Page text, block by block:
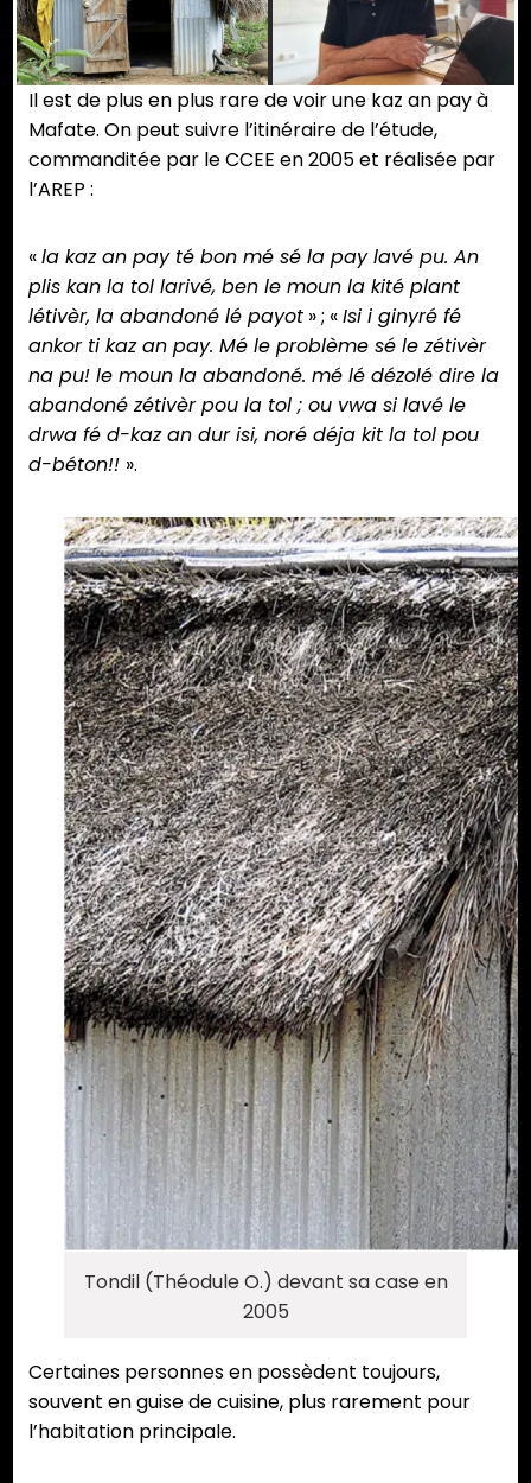
Il est de plus en plus rare de voir une kaz an pay à
Mafate. On peut suivre l’itinéraire de l’étude,
commanditée par le CCEE en 2005 et réalisée par
l’AREP :
«la kaz an pay té bon mé sé la pay lavé pu. An
plis kan la tol larivé, ben le moun la kité plant
létivèr, la abandoné lé payot » ; «Isi i ginyré fé
ankor ti kaz an pay. Mé le problème sé le zétivèr
na pu! le moun la abandoné. mé lé dézolé dire la
abandoné zétivèr pou la tol ; ou vwa si lavé le
drwa fé d-kaz an dur isi, noré déja kit la tol pou
d-béton!! ».
Tondil (Théodule O.) devant sa case en
2005
Certaines personnes en possèdent toujours,
souvent en guise de cuisine, plus rarement pour
l’habitation principale.